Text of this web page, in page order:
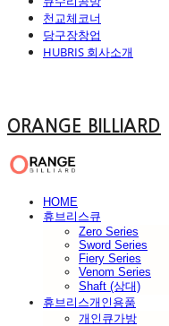
천교체코너
당구장창업
HUBRIS 회사소개
ORANGE BILLIARD
HOME
휴브리스큐
Zero Series
Sword Series
Fiery Series
Venom Series
Shaft (상대)
휴브리스개인용품
개인큐가방